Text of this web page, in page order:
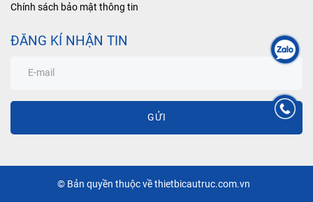
Chính sách bảo mật thông tin
ĐĂNG KÍ NHẬN TIN
GỬI
© Bản quyền thuộc về thietbicautruc.com.vn